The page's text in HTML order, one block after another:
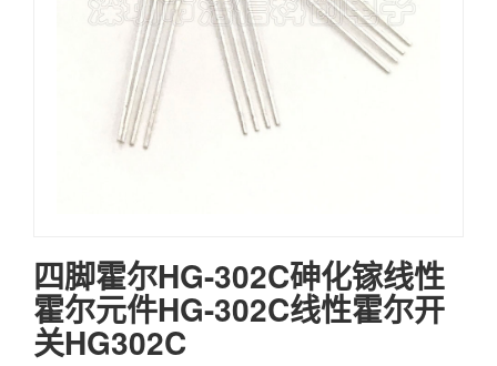
四脚霍尔HG-302C砷化镓线性
霍尔元件HG-302C线性霍尔开
关HG302C